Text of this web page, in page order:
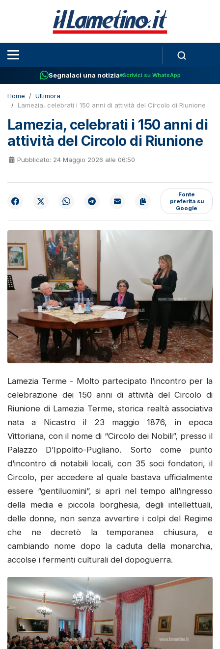
Segnalaci una notizia Scrivici su WhatsApp
Home
Ultimora
Lamezia, celebrati i 150 anni di attività del Circolo di Riunione
Lamezia, celebrati i 150 anni di
attività del Circolo di Riunione
Pubblicato: 24 Maggio 2026 alle 06:50
Fonte
preferita su
Google
Lamezia Terme - Molto partecipato l’incontro per la
celebrazione dei 150 anni di attività del Circolo di
Riunione di Lamezia Terme, storica realtà associativa
nata a Nicastro il 23 maggio 1876, in epoca
Vittoriana, con il nome di “Circolo dei Nobili”, presso il
Palazzo D’Ippolito-Pugliano. Sorto come punto
d’incontro di notabili locali, con 35 soci fondatori, il
Circolo, per accedere al quale bastava ufficialmente
essere “gentiluomini”, si aprì nel tempo all’ingresso
della media e piccola borghesia, degli intellettuali,
delle donne, non senza avvertire i colpi del Regime
che ne decretò la temporanea chiusura, e
cambiando nome dopo la caduta della monarchia,
accolse i fermenti culturali del dopoguerra.